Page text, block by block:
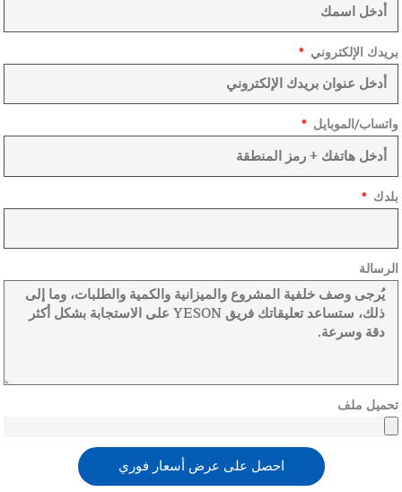
بريدك الإلكتروني
واتساب/الموبايل
بلدك
الرسالة
تحميل ملف
احصل على عرض أسعار فوري